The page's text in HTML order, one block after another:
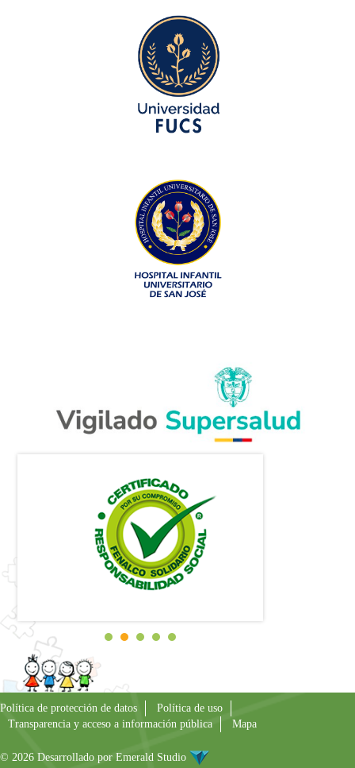
Política de protección de datos
Política de uso
Transparencia y acceso a información pública
Mapa
© 2026 Desarrollado por Emerald Studio